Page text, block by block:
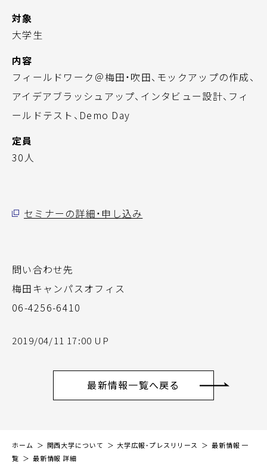
対象
大学生
内容
フィールドワーク＠梅田・吹田、モックアップの作成、
アイデアブラッシュアップ、インタビュー設計、フィ
ールドテスト、Demo Day
定員
30人
セミナーの詳細・申し込み
問い合わせ先
梅田キャンパスオフィス
06-4256-6410
2019/04/11 17:00 UP
最新情報一覧へ戻る
ホーム 関西大学について 大学広報・プレスリリース
最新情報 一
覧
最新情報 詳細